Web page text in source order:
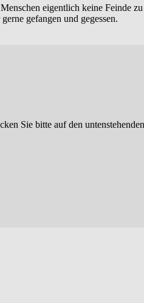
eigentlich keine Feinde
gefangen und gegessen.
Sie bitte auf den